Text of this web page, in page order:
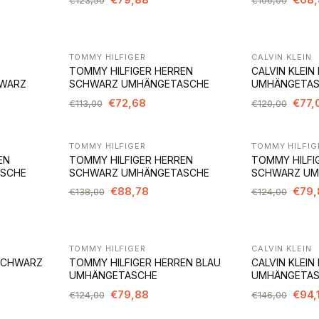
-36%
TOMMY HILFIGER
TOMMY HILFIGER HERREN
SCHWARZ UMHÄNGETASCHE
€113,00 €72,68
-36%
CALVIN KLEIN
CALVIN KLEIN
€120,00
-36%
TOMMY HILFIGER
TOMMY HILFIGER HERREN
SCHWARZ UMHÄNGETASCHE
€138,00 €88,78
-36%
TOMMY
TOMMY
SCHWARZ
€124,00
-36%
TOMMY HILFIGER
TOMMY HILFIGER HERREN BLAU
UMHÄNGETASCHE
€124,00 €79,88
-35%
CALVIN KLEIN
CALVIN KLEIN
€146,00